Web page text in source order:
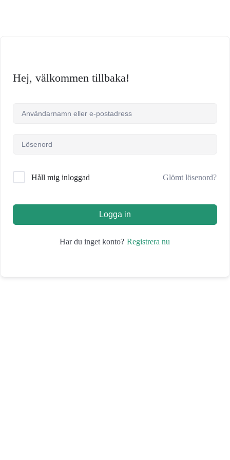
Hej, välkommen tillbaka!
Håll mig inloggad Glömt lösenord?
Logga in
Har du inget konto? Registrera nu